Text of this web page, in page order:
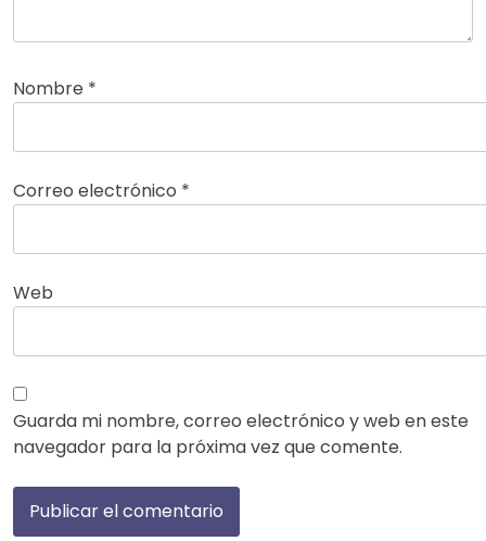
Nombre *
Correo electrónico *
Web
Guarda mi nombre, correo electrónico y web en este
navegador para la próxima vez que comente.